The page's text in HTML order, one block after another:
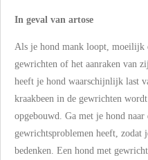
In geval van artose
Als je hond mank loopt,
gewrichten of het aanraken van
heeft je hond waarschijnlijk last
kraakbeen in de gewrichten
opgebouwd. Ga met je hond
gewrichtsproblemen heeft, zodat
bedenken. Een hond met